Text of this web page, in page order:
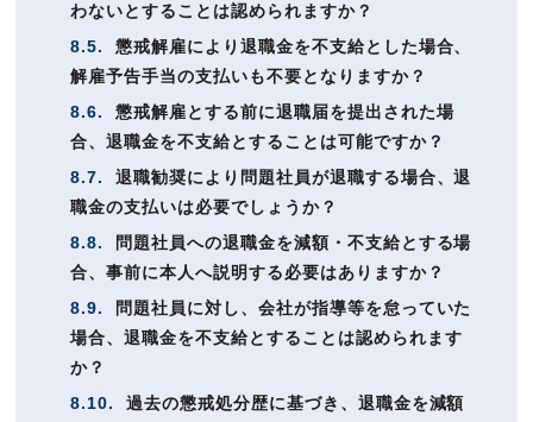
わないとすることは認められますか？
8.5.
懲戒解雇により退職金を不支給とした場合、
解雇予告手当の支払いも不要となりますか？
8.6.
懲戒解雇とする前に退職届を提出された場
合、退職金を不支給とすることは可能ですか？
8.7.
退職勧奨により問題社員が退職する場合、退
職金の支払いは必要でしょうか？
8.8.
問題社員への退職金を減額・不支給とする場
合、事前に本人へ説明する必要はありますか？
8.9.
問題社員に対し、会社が指導等を怠っていた
場合、退職金を不支給とすることは認められます
か？
8.10.
過去の懲戒処分歴に基づき、退職金を減額